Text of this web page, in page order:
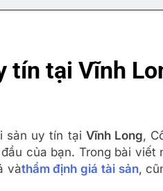
tín tại Vĩnh
sản uy tín tại Vĩnh Long,
của bạn. Trong bài viết
vàthẩm định giá tài sản,